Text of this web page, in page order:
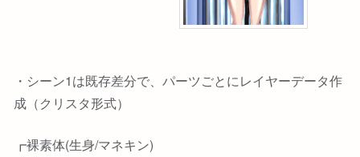
・シーン1は既存差分で、パーツごとにレイヤーデータ作
成（クリスタ形式）
┏裸素体(生身/マネキン)